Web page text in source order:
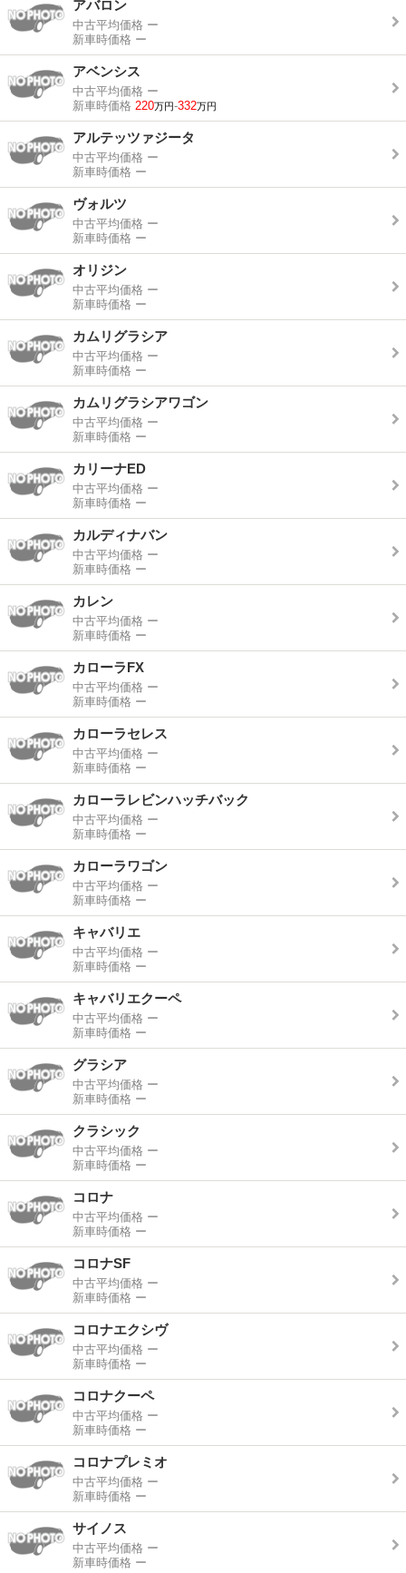
アバロン
中古平均価格 ー
新車時価格 ー
アベンシス
中古平均価格 ー
新車時価格 220万円-332万円
アルテッツァジータ
中古平均価格 ー
新車時価格 ー
ヴォルツ
中古平均価格 ー
新車時価格 ー
オリジン
中古平均価格 ー
新車時価格 ー
カムリグラシア
中古平均価格 ー
新車時価格 ー
カムリグラシアワゴン
中古平均価格 ー
新車時価格 ー
カリーナED
中古平均価格 ー
新車時価格 ー
カルディナバン
中古平均価格 ー
新車時価格 ー
カレン
中古平均価格 ー
新車時価格 ー
カローラFX
中古平均価格 ー
新車時価格 ー
カローラセレス
中古平均価格 ー
新車時価格 ー
カローラレビンハッチバック
中古平均価格 ー
新車時価格 ー
カローラワゴン
中古平均価格 ー
新車時価格 ー
キャバリエ
中古平均価格 ー
新車時価格 ー
キャバリエクーペ
中古平均価格 ー
新車時価格 ー
グラシア
中古平均価格 ー
新車時価格 ー
クラシック
中古平均価格 ー
新車時価格 ー
コロナ
中古平均価格 ー
新車時価格 ー
コロナSF
中古平均価格 ー
新車時価格 ー
コロナエクシヴ
中古平均価格 ー
新車時価格 ー
コロナクーペ
中古平均価格 ー
新車時価格 ー
コロナプレミオ
中古平均価格 ー
新車時価格 ー
サイノス
中古平均価格 ー
新車時価格 ー